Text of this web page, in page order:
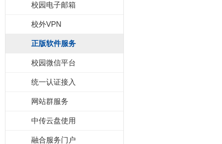
校园电子邮箱
校外VPN
正版软件服务
校园微信平台
统一认证接入
网站群服务
中传云盘使用
融合服务门户